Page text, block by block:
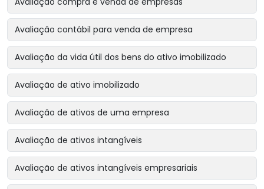
Avaliação contábil para venda de empresa
Avaliação da vida útil dos bens do ativo imobilizado
Avaliação de ativo imobilizado
Avaliação de ativos de uma empresa
Avaliação de ativos intangíveis
Avaliação de ativos intangíveis empresariais